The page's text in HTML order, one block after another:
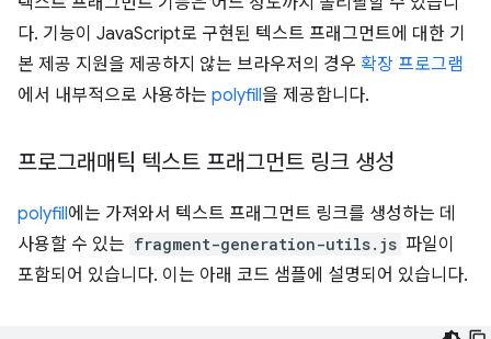
다. 기능이 JavaScript로 구현된 텍스트 프래그먼트에 대한 기
본 제공 지원을 제공하지 않는 브라우저의 경우 확장 프로그램
에서 내부적으로 사용하는 polyfill을 제공합니다.
프로그래매틱 텍스트 프래그먼트 링크 생성
polyfill에는 가져와서 텍스트 프래그먼트 링크를 생성하는 데
사용할 수 있는 fragment-generation-utils.js 파일이
포함되어 있습니다. 이는 아래 코드 샘플에 설명되어 있습니다.